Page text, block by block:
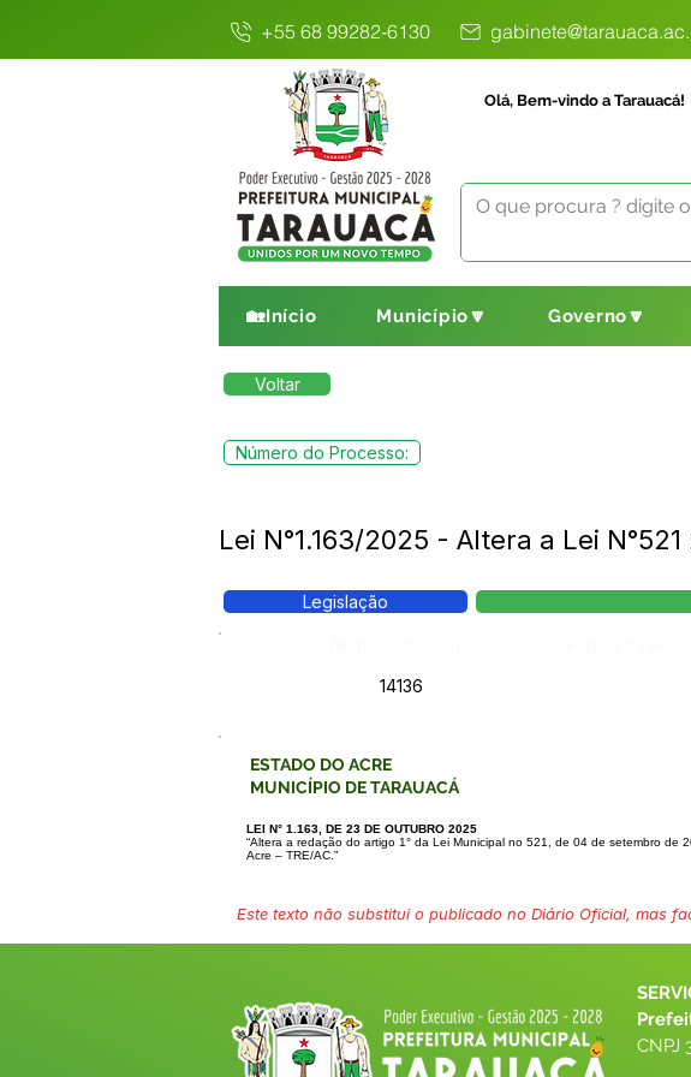
+55 68 99282-6130
Olá, Bem-vindo a Tarauacá!
🏡Início Município🔽 Governo🔽
Voltar
Número do Processo:
Lei N°1.163/2025 - Altera a Lei
Legislação
14136
ESTADO DO ACRE
MUNICÍPIO DE TARAUACÁ
LEI N° 1.163, DE 23 DE OUTUBRO 2025
“Altera a redação do artigo 1° da Lei Municipal no 521, de 04 de setembro de
Acre – TRE/AC.”
Este texto não substitui o publicado no Diário Oficial, mas
CNPJ